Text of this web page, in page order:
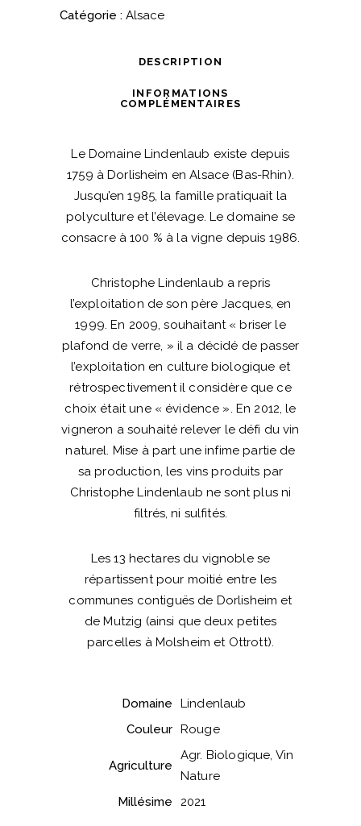
Air
Catégorie : Alsace
DESCRIPTION
INFORMATIONS
COMPLÉMENTAIRES
Le Domaine Lindenlaub existe depuis
1759 à Dorlisheim en Alsace (Bas-Rhin).
Jusqu’en 1985, la famille pratiquait la
polyculture et l’élevage. Le domaine se
consacre à 100 % à la vigne depuis 1986.
Christophe Lindenlaub a repris
l’exploitation de son père Jacques, en
1999. En 2009, souhaitant « briser le
plafond de verre, » il a décidé de passer
l’exploitation en culture biologique et
rétrospectivement il considère que ce
choix était une « évidence ». En 2012, le
vigneron a souhaité relever le défi du vin
naturel. Mise à part une infime partie de
sa production, les vins produits par
Christophe Lindenlaub ne sont plus ni
filtrés, ni sulfités.
Les 13 hectares du vignoble se
répartissent pour moitié entre les
communes contiguës de Dorlisheim et
de Mutzig (ainsi que deux petites
parcelles à Molsheim et Ottrott).
Domaine
Lindenlaub
Couleur Rouge
Agriculture
Agr. Biologique, Vin
Nature
Millésime
2021